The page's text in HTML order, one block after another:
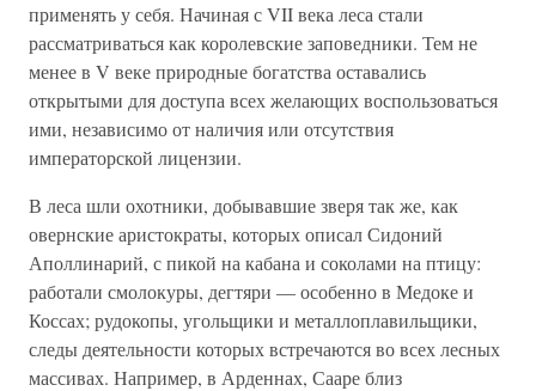
применять у себя. Начиная с VII века леса стали
рассматриваться как королевские заповедники. Тем не
менее в V веке природные богатства оставались
открытыми для доступа всех желающих воспользоваться
ими, независимо от наличия или отсутствия
императорской лицензии.
В леса шли охотники, добывавшие зверя так же, как
овернские аристократы, которых описал Сидоний
Аполлинарий, с пикой на кабана и соколами на птицу:
работали смолокуры, дегтяри — особенно в Медоке и
Коссах; рудокопы, угольщики и металлоплавильщики,
следы деятельности которых встречаются во всех лесных
массивах. Например, в Арденнах, Сааре близ